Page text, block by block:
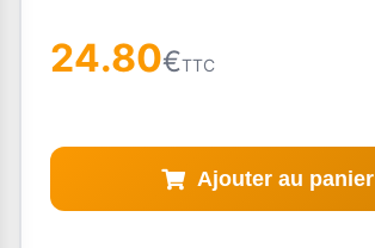
24.80€TTC
Ajouter au panier